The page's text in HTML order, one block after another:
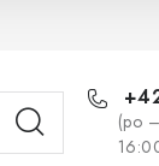
O nás -
(po